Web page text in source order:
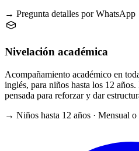
→ Pregunta detalles por WhatsApp
Nivelación académica
Acompañamiento académico en
inglés, para niños hasta los 12
pensada para reforzar y dar
→ Niños hasta 12 años · Mensual o